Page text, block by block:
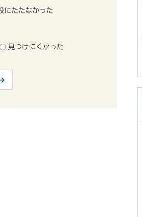
にたたなかった
見つけにくかった